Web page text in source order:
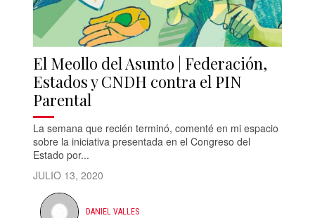
El Meollo del Asunto | Federación,
Estados y CNDH contra el PIN
Parental
La semana que recién terminó, comenté en mi espacio
sobre la iniciativa presentada en el Congreso del
Estado por...
JULIO 13, 2020
DANIEL VALLES